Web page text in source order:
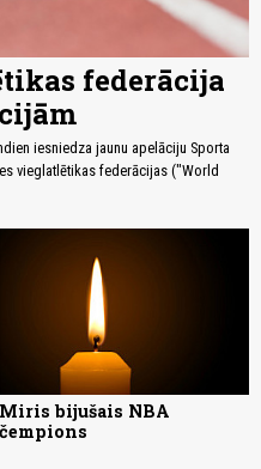
federācija
iesniedza jaunu apelāciju Sporta
vieglatlētikas federācijas ("World
Miris bijušais NBA
čempions